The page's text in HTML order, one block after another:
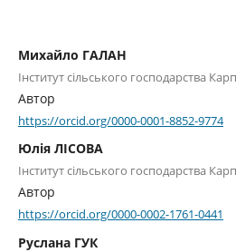
Михайло ГАЛАН
Інститут сільського господарства
Автор
https://orcid.org/0000-0001-8852-9774
Юлія ЛІСОВА
Інститут сільського господарства
Автор
https://orcid.org/0000-0002-1761-0441
Руслана ГУК